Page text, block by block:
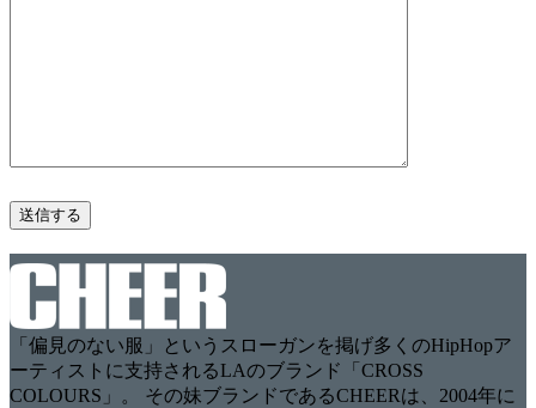
「偏見のない服」というスローガンを掲げ多くのHipHopア
ーティストに支持されるLAのブランド「CROSS
COLOURS」。 その妹ブランドであるCHEERは、2004年に